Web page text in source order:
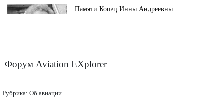
Памяти Копец Инны Андреевны
Форум Aviation EXplorer
Рубрика: Об авиации